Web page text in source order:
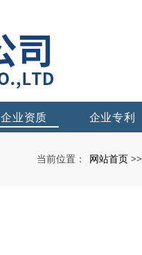
企业资质 企业专利
当前位置： 网站首页 >>